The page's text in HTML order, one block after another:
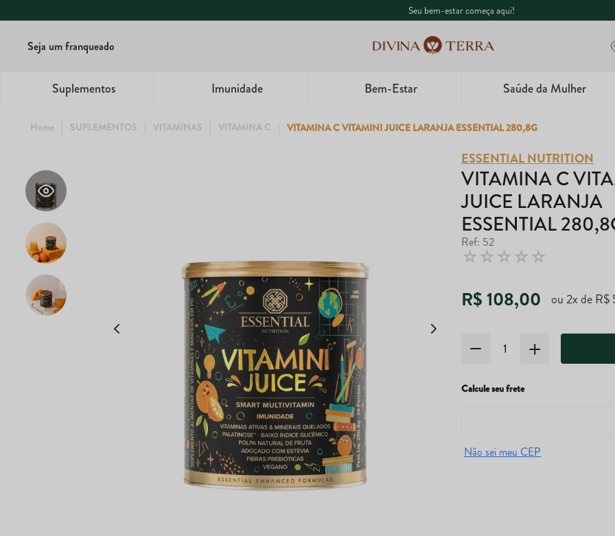
Seu bem-estar começa aqui!
Seja um franqueado
Suplementos Imunidade Bem-Estar Saúde da Mulher
SUPLEMENTOS VITAMINAS VITAMINA C VITAMINA C VITAMINI JUICE LARANJA ESSENTIAL 280,8G
ESSENTIAL NUTRITION
VITAMINA C
JUICE LARANJA
ESSENTIAL
Ref: 52
☆☆☆☆☆
R$108,00 ou2x deR$
Calcule seu frete
1º Whey
2º Creatina
3º Ômega
4º Garrafa
5 Magnésio